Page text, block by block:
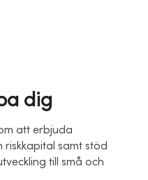
dig
att erbjuda
samt stöd
till små och